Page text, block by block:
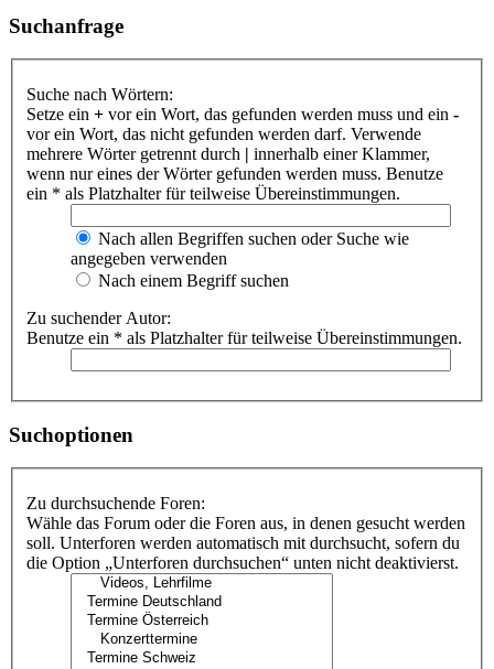
Suchanfrage
Suche nach Wörtern:
Setze ein + vor ein Wort, das gefunden werden muss und ein -
vor ein Wort, das nicht gefunden werden darf. Verwende
mehrere Wörter getrennt durch | innerhalb einer Klammer,
wenn nur eines der Wörter gefunden werden muss. Benutze
ein * als Platzhalter für teilweise Übereinstimmungen.
Nach allen Begriffen suchen oder Suche wie
angegeben verwenden
Nach einem Begriff suchen
Zu suchender Autor:
Benutze ein * als Platzhalter für teilweise Übereinstimmungen.
Suchoptionen
Zu durchsuchende Foren:
Wähle das Forum oder die Foren aus, in denen gesucht werden
soll. Unterforen werden automatisch mit durchsucht, sofern du
die Option „Unterforen durchsuchen“ unten nicht deaktivierst.